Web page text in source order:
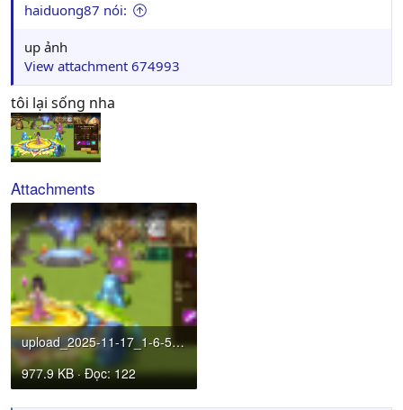
haiduong87 nói:
up ảnh
View attachment 674993
tôi lại sống nha
Attachments
upload_2025-11-17_1-6-50.png
977.9 KB · Đọc: 122